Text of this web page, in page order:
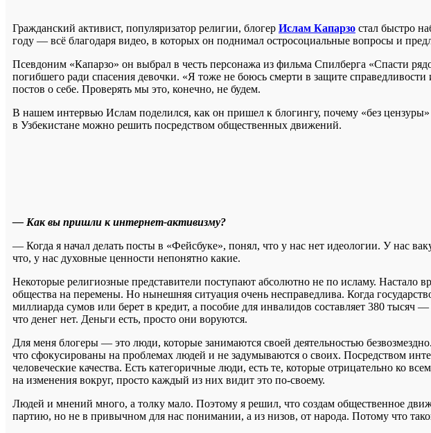
Гражданский активист, популяризатор религии, блогер Ислам Капарзо стал быстро
году — всё благодаря видео, в которых он поднимал остросоциальные вопросы и
Псевдоним «Капарзо» он выбрал в честь персонажа из фильма Спилберга «Спасти
погибшего ради спасения девочки. «Я тоже не боюсь смерти в защите
постов о себе. Проверять мы это, конечно, не будем.
В нашем интервью Ислам поделился, как он пришел к блогингу, почему «без
в Узбекистане можно решить посредством общественных движений.
— Как вы пришли к интернет-активизму?
— Когда я начал делать посты в «Фейсбуке», понял, что у нас нет идеологии. У нас
что, у нас духовные ценности непонятно какие.
Некоторые религиозные представители поступают абсолютно не по исламу. Настало
общества на перемены. Но нынешняя ситуация очень несправедлива. Когда
миллиарда сумов или берет в кредит, а пособие для инвалидов составляет 380 тысяч
что денег нет. Деньги есть, просто они воруются.
Для меня блогеры — это люди, которые занимаются своей деятельностью
что сфокусированы на проблемах людей и не задумываются о своих. Посредством
человеческие качества. Есть категоричные люди, есть те, которые отрицательно ко
на изменения вокруг, просто каждый из них видит это по-своему.
Людей и мнений много, а толку мало. Поэтому я решил, что создам общественное
партию, но не в привычном для нас понимании, а из низов, от народа. Потому что